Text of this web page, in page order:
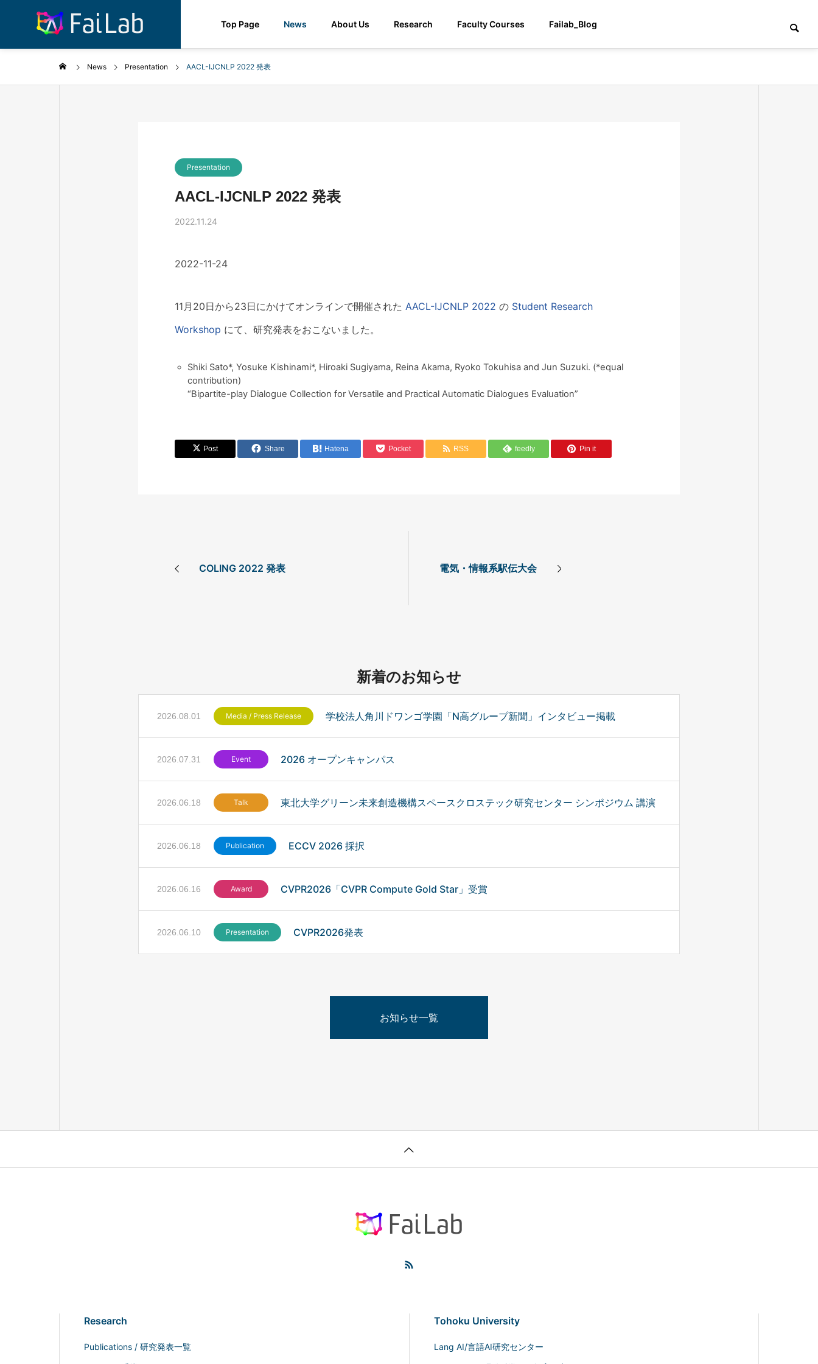
Top Page News About Us Research Faculty Courses Failab_Blog
News Presentation AACL-IJCNLP 2022 発表
Presentation
AACL-IJCNLP 2022 発表
2022.11.24
2022-11-24
11月20日から23日にかけてオンラインで開催された AACL-IJCNLP 2022 の Student Research
Workshop にて、研究発表をおこないました。
Shiki Sato*, Yosuke Kishinami*, Hiroaki Sugiyama, Reina Akama, Ryoko Tokuhisa and Jun Suzuki. (*equal
contribution)
“Bipartite-play Dialogue Collection for Versatile and Practical Automatic Dialogues Evaluation”
Post Share Hatena Pocket RSS feedly Pin it
COLING 2022 発表 電気・情報系駅伝大会
新着のお知らせ
2026.08.01 Media / Press Release 学校法人角川ドワンゴ学園「N高グループ新聞」インタビュー掲載
2026.07.31 Event 2026 オープンキャンパス
2026.06.18 Talk 東北大学グリーン未来創造機構スペースクロステック研究センター シンポジウム 講演
2026.06.18 Publication ECCV 2026 採択
2026.06.16 Award CVPR2026「CVPR Compute Gold Star」受賞
2026.06.10 Presentation CVPR2026発表
お知らせ一覧
Research
Publications / 研究発表一覧
Tohoku University
Lang AI/言語AI研究センター